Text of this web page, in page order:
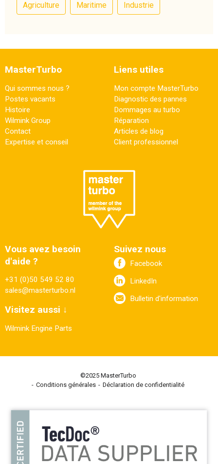
Agriculture
Maritime Industrie
MasterTurbo
Qui sommes nous ?
Postes vacants
Histoire
Wilmink Group
Contact
Expertise et conseil
Liens utiles
Mon compte MasterTurbo
Diagnostic des pannes
Dommages au turbo
Réparation
Articles de blog
Client professionnel
Vous avez besoin
d'aide ?
+31 (0)50 549 52 80
sales@masterturbo.nl
Visitez aussi ↓
Wilmink Engine Parts
Suivez nous
Facebook
LinkedIn
Bulletin d'information
©2025 MasterTurbo
Conditions générales
Déclaration de confidentialité